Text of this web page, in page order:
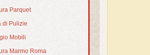
Parquet
di Pulizie
Mobili
Marmo Roma